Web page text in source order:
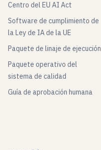
Centro del EU AI Act
Software de cumplimiento de
la Ley de IA de la UE
Paquete de linaje de ejecución
Paquete operativo del
sistema de calidad
Guía de aprobación humana